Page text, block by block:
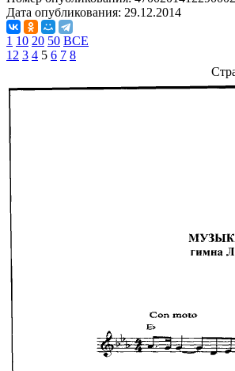
Дата опубликования: 29.12.2014
1 10 20 50 ВСЕ
1 2 3 4 5 6 7 8